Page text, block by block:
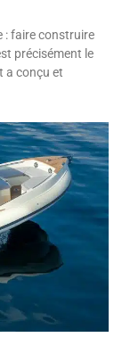
: faire construire
précisément le
a conçu et